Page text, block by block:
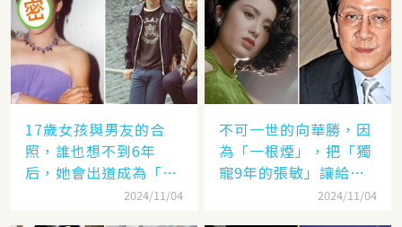
17歲女孩與男友的合
照，誰也想不到6年
后，她會出道成為「香
港當紅女星」，至今都
2024/11/04
不可一世的向華勝，因
為「一根煙」，把「獨
寵9年的張敏」讓給了
2024/11/04